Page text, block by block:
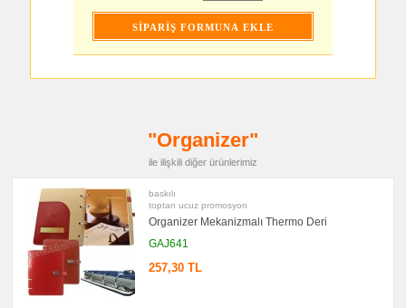
"Organizer"
ile ilişkili diğer ürünlerimiz
baskılı
toptan ucuz promosyon
Organizer Mekanizmalı Thermo Deri
GAJ641
257,30 TL
promosyon
Bloknot
promosyon
Bardak
Altlığı
&
Para
Tabağı
promosyon